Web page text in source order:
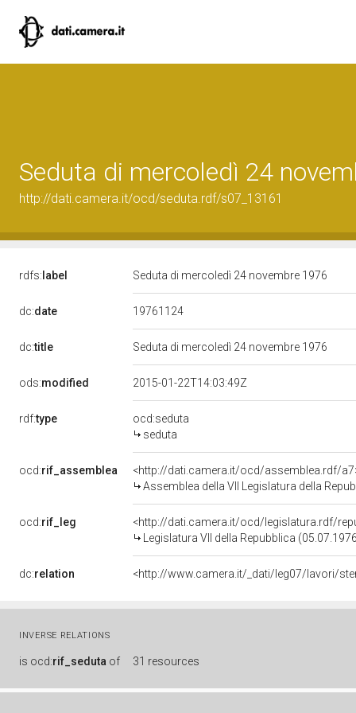
Seduta di mercoledì 24
http://dati.camera.it/ocd/seduta.rdf/s07_13161
rdfs: label Seduta di mercoledì 24 novembre 1976
dc:date 19761124
dc:title Seduta di mercoledì 24 novembre 1976
ods:modified 2015-01-22T14:03:49Z
rdf:type
ocd:seduta
seduta
ocd:rif_assemblea
<http://dati.camera.it/ocd/assemblea.rdf/
Assemblea della VII Legislatura della
ocd:rif_leg
<http://dati.camera.it/ocd/legislatura.rdf/
Legislatura VII della Repubblica
dc:relation <http://www.camera.it/_dati/leg07/lavori/
INVERSE RELATIONS
is ocd:rif_seduta of 31 resources